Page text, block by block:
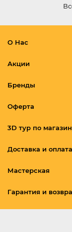
О Нас
Акции
Бренды
Оферта
3D тур по
Доставка и оплата
Мастерская
Гарантия и